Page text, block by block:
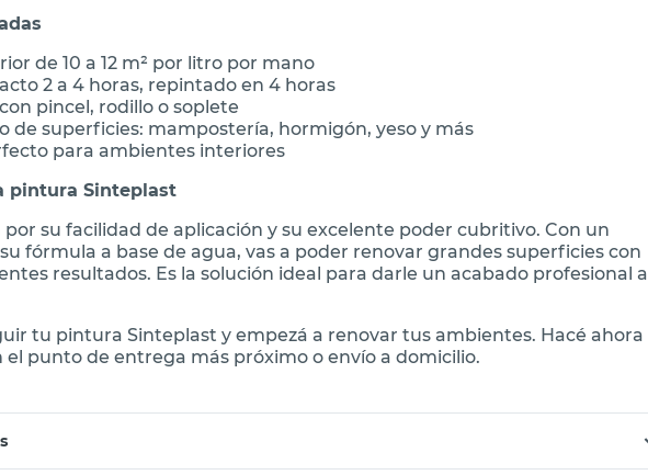
de 10 a 12 m² por litro por mano
2 a 4 horas, repintado en 4 horas
pincel, rodillo o soplete
de superficies: mampostería, hormigón, yeso y más
para ambientes interiores
pintura Sinteplast
su facilidad de aplicación y su excelente poder cubritivo. Con un
fórmula a base de agua, vas a poder renovar grandes superficies con
resultados. Es la solución ideal para darle un acabado profesional a
tu pintura Sinteplast y empezá a renovar tus ambientes. Hacé ahora
punto de entrega más próximo o envío a domicilio.